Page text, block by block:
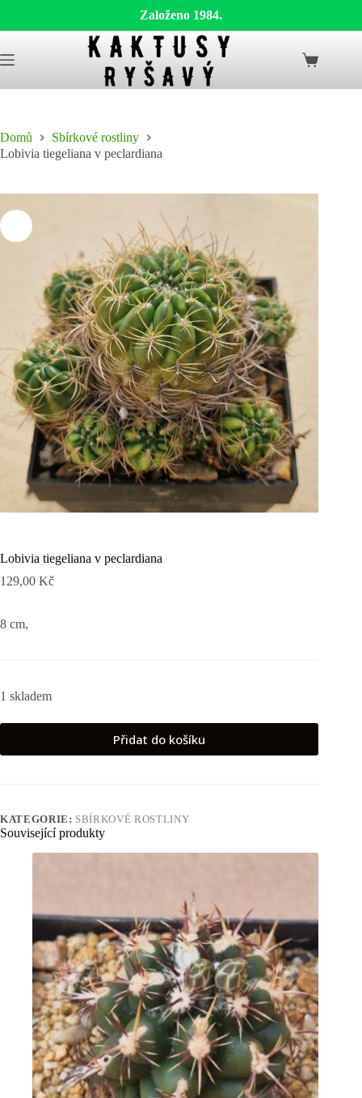
Založeno 1984.
to
content
Shopping
Domů
Sbírkové rostliny
Lobivia tiegeliana v peclardiana
Lobivia tiegeliana v peclardiana
129,00 Kč
8 cm,
1 skladem
Přidat do košíku
KATEGORIE: SBÍRKOVÉ ROSTLINY
Související produkty